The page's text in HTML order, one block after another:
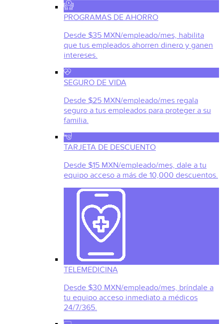
PROGRAMAS DE AHORRO
Desde $35 MXN/empleado/mes, habilita
que tus empleados ahorren dinero y ganen
intereses.
SEGURO DE VIDA
Desde $25 MXN/empleado/mes regala
seguro a tus empleados para proteger a su
familia.
TARJETA DE DESCUENTO
Desde $15 MXN/empleado/mes, dale a tu
equipo acceso a más de 10,000 descuentos.
TELEMEDICINA
Desde $30 MXN/empleado/mes, bríndale a
tu equipo acceso inmediato a médicos
24/7/365.